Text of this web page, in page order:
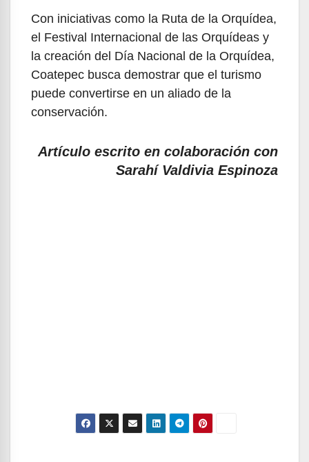
Con iniciativas como la Ruta de la Orquídea,
el Festival Internacional de las Orquídeas y
la creación del Día Nacional de la Orquídea,
Coatepec busca demostrar que el turismo
puede convertirse en un aliado de la
conservación.
Artículo escrito en colaboración con
Sarahí Valdivia Espinoza